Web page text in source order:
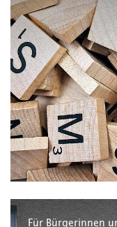
Für Bürgerinnen